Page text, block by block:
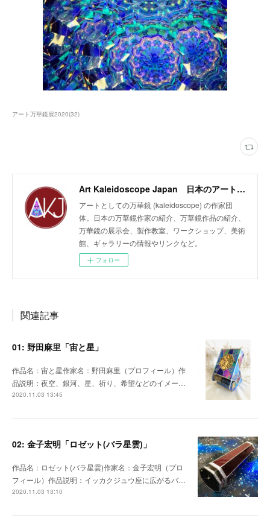
アート万華鏡展2020(32)
Art Kaleidoscope Japan 日本のアート万華鏡の作家団体
アートとしての万華鏡 (kaleidoscope) の作家団
体。日本の万華鏡作家の紹介、万華鏡作品の紹介、
万華鏡の展示会、製作教室、ワークショップ、美術
館、ギャラリーの情報やリンクなど。
フォロー
関連記事
01: 野田麻里「宙と星」
作品名：宙と星作家名：野田麻里（プロフィール）作
品説明：夜空、銀河、星、祈り、希望などのイメー…
2020.11.03 13:45
02: 金子宏明「ロゼット(バラ星雲)」
作品名：ロゼット(バラ星雲)作家名：金子宏明（プロ
フィール）作品説明：イッカクジュウ座に広がるバ…
2020.11.03 13:10